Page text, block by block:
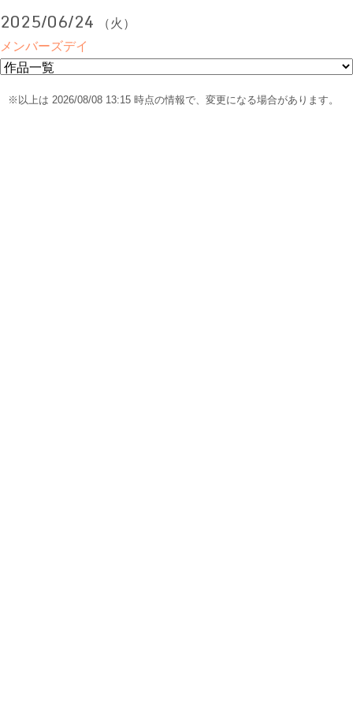
2025/06/24
（火）
メンバーズデイ
※以上は 2026/08/08 13:15 時点の情報で、変更になる場合があります。